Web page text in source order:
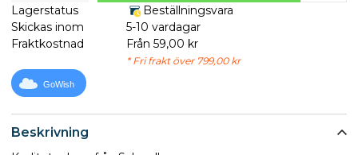
Beskrivning
Lagerstatus
Beställningsvara
Skickas inom
5-10 vardagar
Fraktkostnad
Från 59,00 kr
* Fri frakt över 799,00 kr
GoWish